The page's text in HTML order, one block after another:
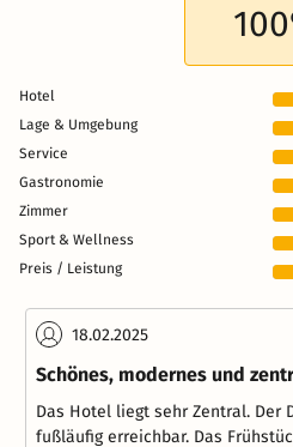
Hotel
Lage & Umgebung
Service
Gastronomie
Zimmer
Sport & Wellness
Preis / Leistung
18.02.2025
Schönes, modernes und
Das Hotel liegt sehr Zentral. Der
fußläufig erreichbar. Das